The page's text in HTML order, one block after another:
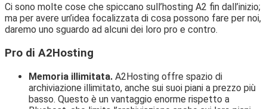
Ci sono molte cose che spiccano sull’hosting A2 fin dall’inizio;
ma per avere un’idea focalizzata di cosa possono fare per noi,
daremo uno sguardo ad alcuni dei loro pro e contro.
Pro di A2Hosting
Memoria illimitata. A2Hosting offre spazio di
archiviazione illimitato, anche sui suoi piani a prezzo più
basso. Questo è un vantaggio enorme rispetto a